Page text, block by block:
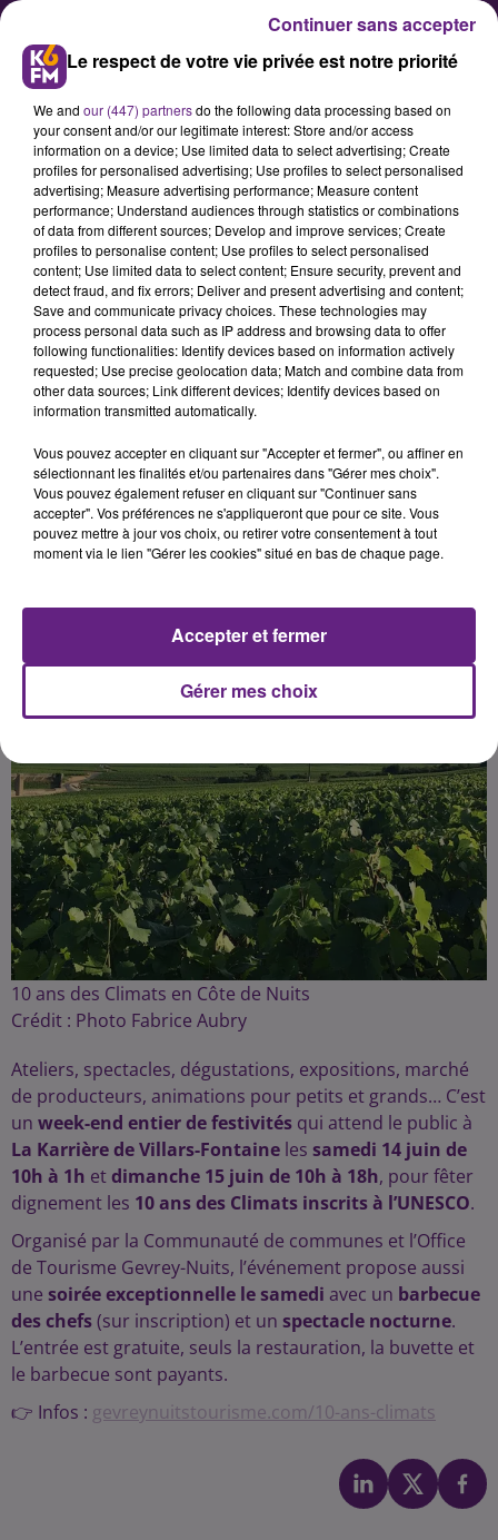
10 ans des Climats en Côte de
Nuits : un week-end de fête à
Villars-Fontaine
Les 14 et 15 juin, la Karrière de
Villars-Fontaine devient le théâtre
d’un grand événement festif à
des Climats de Bourgogne au
Patrimoine mondial de l’UNESCO.
Publié : 1er juin 2025 à 11h00 par la rédaction
10 ans des Climats en Côte de Nuits
Crédit : Photo Fabrice Aubry
Ateliers, spectacles, dégustations, expositions, marché
de producteurs, animations pour petits et grands… C’est
un week-end entier de festivités qui attend le public à
La Karrière de Villars-Fontaine les samedi 14 juin de
10h à 1h etdimanche 15 juin de 10h à 18h, pour fêter
dignement les 10 ans des Climats inscrits à l’UNESCO.
Organisé par la Communauté de communes et l’Office
de Tourisme Gevrey-Nuits, l’événement propose aussi
une soirée exceptionnelle le samedi avec un barbecue
des chefs(sur inscription) et un spectacle nocturne.
L’entrée est gratuite, seuls la restauration, la buvette et
le barbecue sont payants.
👉 Infos : gevreynuitstourisme.com/10-ans-climats
Le respect de votre vie privée est notre priorité
We and our (447) partnersdo the following data processing based on
your consent and/or our legitimate interest: Store and/or access
information on a device; Use limited data to select advertising; Create
profiles for personalised advertising; Use profiles to select personalised
advertising; Measure advertising performance; Measure content
performance; Understand audiences through statistics or combinations
of data from different sources; Develop and improve services; Create
profiles to personalise content; Use profiles to select personalised
content; Use limited data to select content; Ensure security, prevent and
detect fraud, and fix errors; Deliver and present advertising and content;
Save and communicate privacy choices. These technologies may
process personal data such as IP address and browsing data to offer
following functionalities: Identify devices based on information actively
requested; Use precise geolocation data; Match and combine data from
other data sources; Link different devices; Identify devices based on
information transmitted automatically.
Vous pouvez accepter en cliquant sur "Accepter et fermer", ou affiner en
sélectionnant les finalités et/ou partenaires dans "Gérer mes choix".
Vous pouvez également refuser en cliquant sur "Continuer sans
accepter". Vos préférences ne s'appliqueront que pour ce site. Vous
pouvez mettre à jour vos choix, ou retirer votre consentement à tout
moment via le lien "Gérer les cookies" situé en bas de chaque page.
Gérer mes choix
Accepter et fermer
Continuer sans accepter